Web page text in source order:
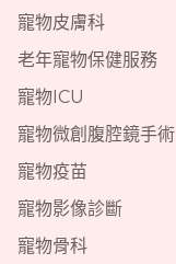
寵物皮膚科
老年寵物保健服務
寵物ICU
寵物微創腹腔鏡手術
寵物疫苗
寵物影像診斷
寵物骨科